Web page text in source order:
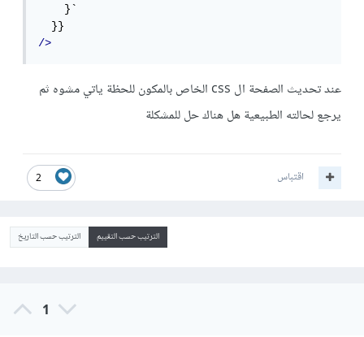
    }`
/>
عند تحديث الصفحة ال css الخاص بالمكون للحظة ياتي مشوه ثم
يرجع لحالته الطبيعية هل هناك حل للمشكلة
2 اقتباس
الترتيب حسب التقييم الترتيب حسب التاريخ
1